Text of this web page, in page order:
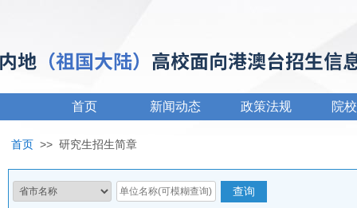
首页 新闻动态 政策法规 院
首页 >> 研究生招生简章